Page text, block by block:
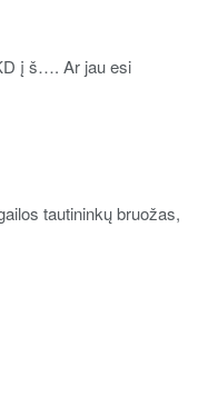
į š…. Ar jau esi
tautininkų bruožas,